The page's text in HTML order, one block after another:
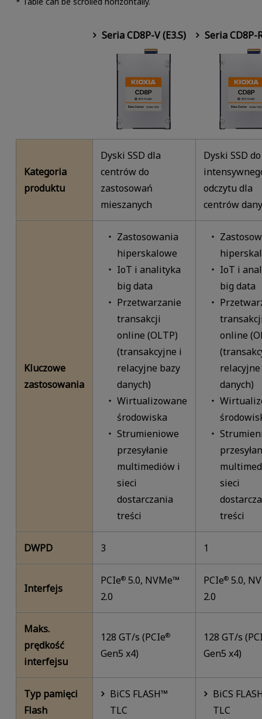
Seria CD8P-V (E3.S) Seria CD8P-
Kategoria
produktu
Dyski SSD dla
centrów do
zastosowań
mieszanych
Dyski SSD do
odczytu dla
centrów
Kluczowe
zastosowania
Zastosowania
hiperskalowe
IoT i analityka
big data
Przetwarzanie
transakcji
online (OLTP)
(transakcyjne i
relacyjne bazy
danych)
Wirtualizowane
środowiska
Strumieniowe
przesyłanie
multimediów i
sieci
dostarczania
treści
IoT i
big data
online
danych)
sieci
treści
DWPD 3 1
Interfejs
PCIe® 5.0, NVMe™
2.0
PCIe® 5.0,
2.0
Maks.
prędkość
interfejsu
128 GT/s (PCIe®
Gen5 x4)
128 GT/s
Gen5 x4)
Typ pamięci
Flash
BiCS FLASH™
TLC
BiCS
TLC